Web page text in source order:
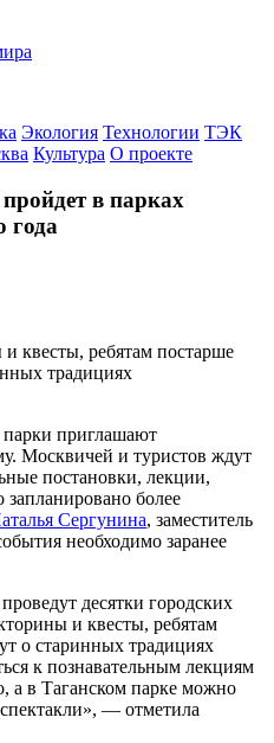
Экология Технологии ТЭК
Культура О проекте
в парках
года
квесты, ребятам постарше
традициях
парки приглашают
Москвичей и туристов ждут
постановки, лекции,
запланировано более
Сергунина, заместитель
необходимо заранее
десятки городских
и квесты, ребятам
о старинных традициях
к познавательным лекциям
а в Таганском парке можно
— отметила